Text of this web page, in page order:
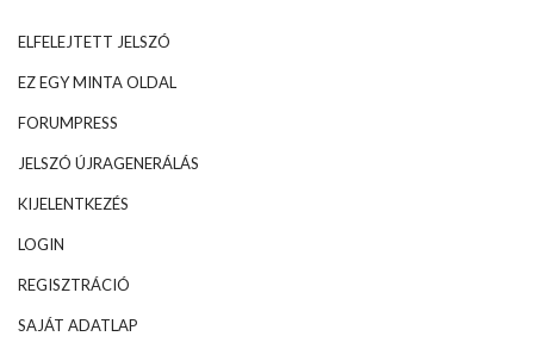
ELFELEJTETT JELSZÓ
EZ EGY MINTA OLDAL
FORUMPRESS
JELSZÓ ÚJRAGENERÁLÁS
KIJELENTKEZÉS
LOGIN
REGISZTRÁCIÓ
SAJÁT ADATLAP